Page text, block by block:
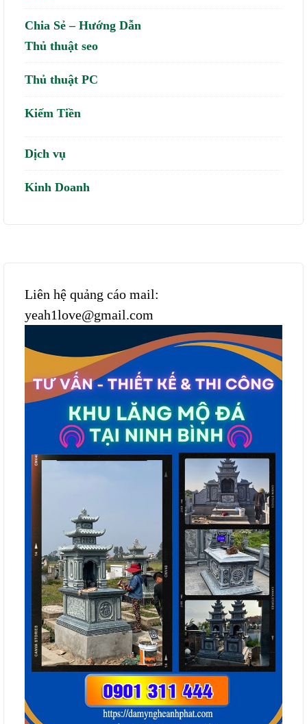
Chia Sẻ – Hướng Dẫn
Thủ thuật seo
Thủ thuật PC
Kiếm Tiền
Dịch vụ
Kinh Doanh
Liên hệ quảng cáo mail:
yeah1love@gmail.com